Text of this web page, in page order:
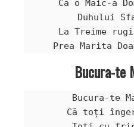
Ca o Maic-a
Duhului
La Treime
Prea Marita
Bucura-te
Bucura-te
Că toți